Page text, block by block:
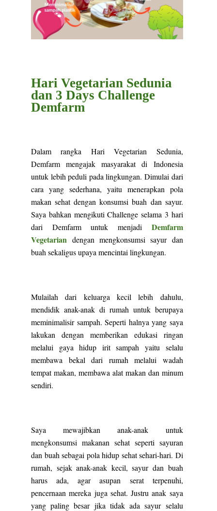
Hari Vegetarian Sedunia
dan 3 Days Challenge
Demfarm
Dalam rangka Hari Vegetarian Sedunia,
Demfarm mengajak masyarakat di Indonesia
untuk lebih peduli pada lingkungan. Dimulai dari
cara yang sederhana, yaitu menerapkan pola
makan sehat dengan konsumsi buah dan sayur.
Saya bahkan mengikuti Challenge selama 3 hari
dari Demfarm untuk menjadi Demfarm
Vegetarian dengan mengkonsumsi sayur dan
buah sekaligus upaya mencintai lingkungan.
Mulailah dari keluarga kecil lebih dahulu,
mendidik anak-anak di rumah untuk berupaya
meminimalisir sampah. Seperti halnya yang saya
lakukan dengan memberikan edukasi ringan
melalui gaya hidup irit sampah yaitu selalu
membawa bekal dari rumah melalui wadah
tempat makan, membawa alat makan dan minum
sendiri.
Saya mewajibkan anak-anak untuk
mengkonsumsi makanan sehat seperti sayuran
dan buah sebagai pola hidup sehat sehari-hari. Di
rumah, sejak anak-anak kecil, sayur dan buah
harus ada, agar asupan serat terpenuhi,
pencernaan mereka juga sehat. Justru anak saya
yang paling besar jika tidak ada sayur selalu